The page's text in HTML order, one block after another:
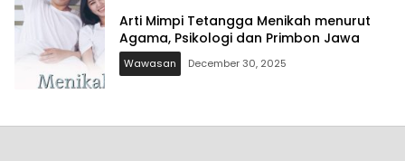
Arti Mimpi Tetangga Menikah menurut
Agama, Psikologi dan Primbon Jawa
Wawasan December 30, 2025